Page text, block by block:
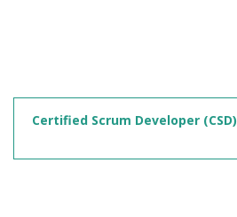
Certified Scrum Developer (CSD)